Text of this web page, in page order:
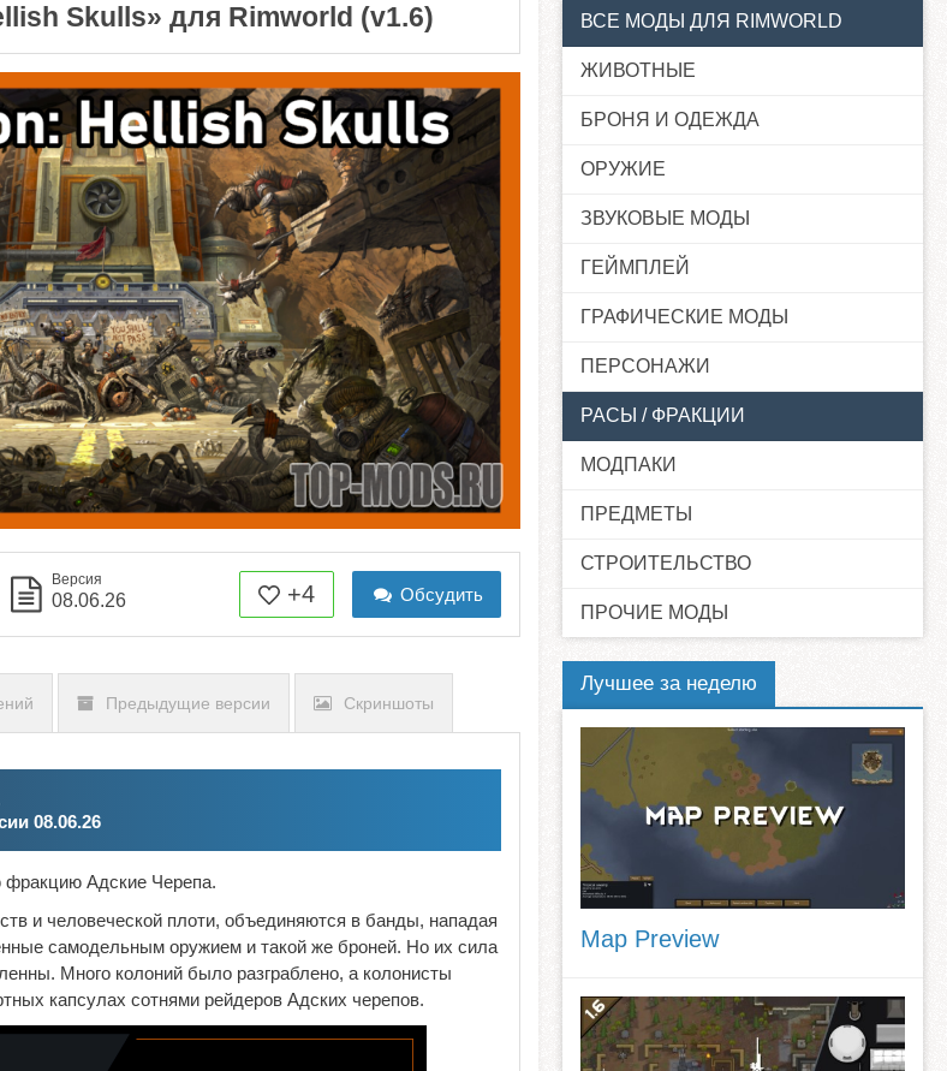
Skulls» для Rimworld (v1.6)
Версия
08.06.26 +4 Обсудить
Предыдущие версии Скриншоты
08.06.26
Адские Черепа.
и человеческой плоти, объединяются в банды, нападая
самодельным оружием и такой же броней. Но их сила
Много колоний было разграблено, а колонисты
капсулах сотнями рейдеров Адских черепов.
ВСЕ МОДЫ ДЛЯ RIMWORLD
ЖИВОТНЫЕ
БРОНЯ И ОДЕЖДА
ОРУЖИЕ
ЗВУКОВЫЕ МОДЫ
ГЕЙМПЛЕЙ
ГРАФИЧЕСКИЕ МОДЫ
ПЕРСОНАЖИ
РАСЫ / ФРАКЦИИ
МОДПАКИ
ПРЕДМЕТЫ
СТРОИТЕЛЬСТВО
ПРОЧИЕ МОДЫ
Лучшее за неделю
Map Preview